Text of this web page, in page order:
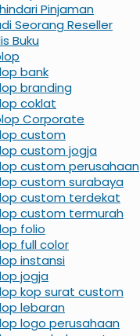
Pinjaman
Seorang Reseller
Buku
bank
branding
coklat
Corporate
custom
custom jogja
custom perusahaan
custom surabaya
custom terdekat
custom termurah
folio
full color
instansi
jogja
kop surat custom
lebaran
logo perusahaan